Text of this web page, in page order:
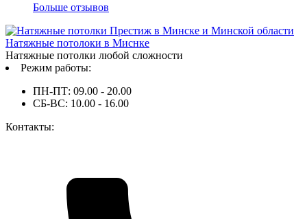
Больше отзывов
Натяжные потолоки в Миснке
Натяжные потолки любой сложности
Режим работы:
ПН-ПТ: 09.00 - 20.00
СБ-ВС: 10.00 - 16.00
Контакты: